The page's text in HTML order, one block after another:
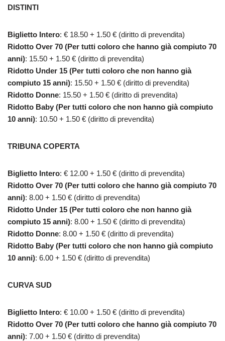
DISTINTI
Biglietto Intero: € 18.50 + 1.50 € (diritto di prevendita)
Ridotto Over 70 (Per tutti coloro che hanno già compiuto 70
anni): 15.50 + 1.50 € (diritto di prevendita)
Ridotto Under 15 (Per tutti coloro che non hanno già
compiuto 15 anni): 15.50 + 1.50 € (diritto di prevendita)
Ridotto Donne: 15.50 + 1.50 € (diritto di prevendita)
Ridotto Baby (Per tutti coloro che non hanno già compiuto
10 anni): 10.50 + 1.50 € (diritto di prevendita)
TRIBUNA COPERTA
Biglietto Intero: € 12.00 + 1.50 € (diritto di prevendita)
Ridotto Over 70 (Per tutti coloro che hanno già compiuto 70
anni): 8.00 + 1.50 € (diritto di prevendita)
Ridotto Under 15 (Per tutti coloro che non hanno già
compiuto 15 anni): 8.00 + 1.50 € (diritto di prevendita)
Ridotto Donne: 8.00 + 1.50 € (diritto di prevendita)
Ridotto Baby (Per tutti coloro che non hanno già compiuto
10 anni): 6.00 + 1.50 € (diritto di prevendita)
CURVA SUD
Biglietto Intero: € 10.00 + 1.50 € (diritto di prevendita)
Ridotto Over 70 (Per tutti coloro che hanno già compiuto 70
anni): 7.00 + 1.50 € (diritto di prevendita)